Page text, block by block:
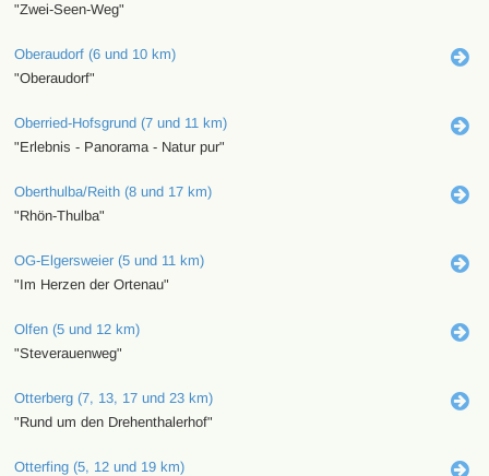
"Zwei-Seen-Weg"
Oberaudorf (6 und 10 km)
"Oberaudorf"
Oberried-Hofsgrund (7 und 11 km)
"Erlebnis - Panorama - Natur pur"
Oberthulba/Reith (8 und 17 km)
"Rhön-Thulba"
OG-Elgersweier (5 und 11 km)
"Im Herzen der Ortenau"
Olfen (5 und 12 km)
"Steverauenweg"
Otterberg (7, 13, 17 und 23 km)
"Rund um den Drehenthalerhof"
Otterfing (5, 12 und 19 km)